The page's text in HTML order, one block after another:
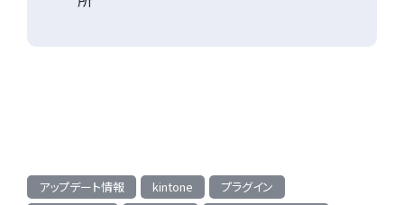
アップデート情報 kintone
プラグイン